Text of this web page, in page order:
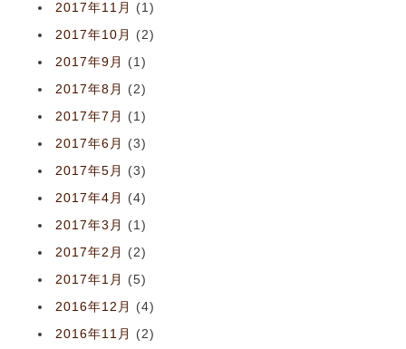
2017年11月
(1)
2017年10月
(2)
2017年9月
(1)
2017年8月
(2)
2017年7月
(1)
2017年6月
(3)
2017年5月
(3)
2017年4月
(4)
2017年3月
(1)
2017年2月
(2)
2017年1月
(5)
2016年12月
(4)
2016年11月
(2)